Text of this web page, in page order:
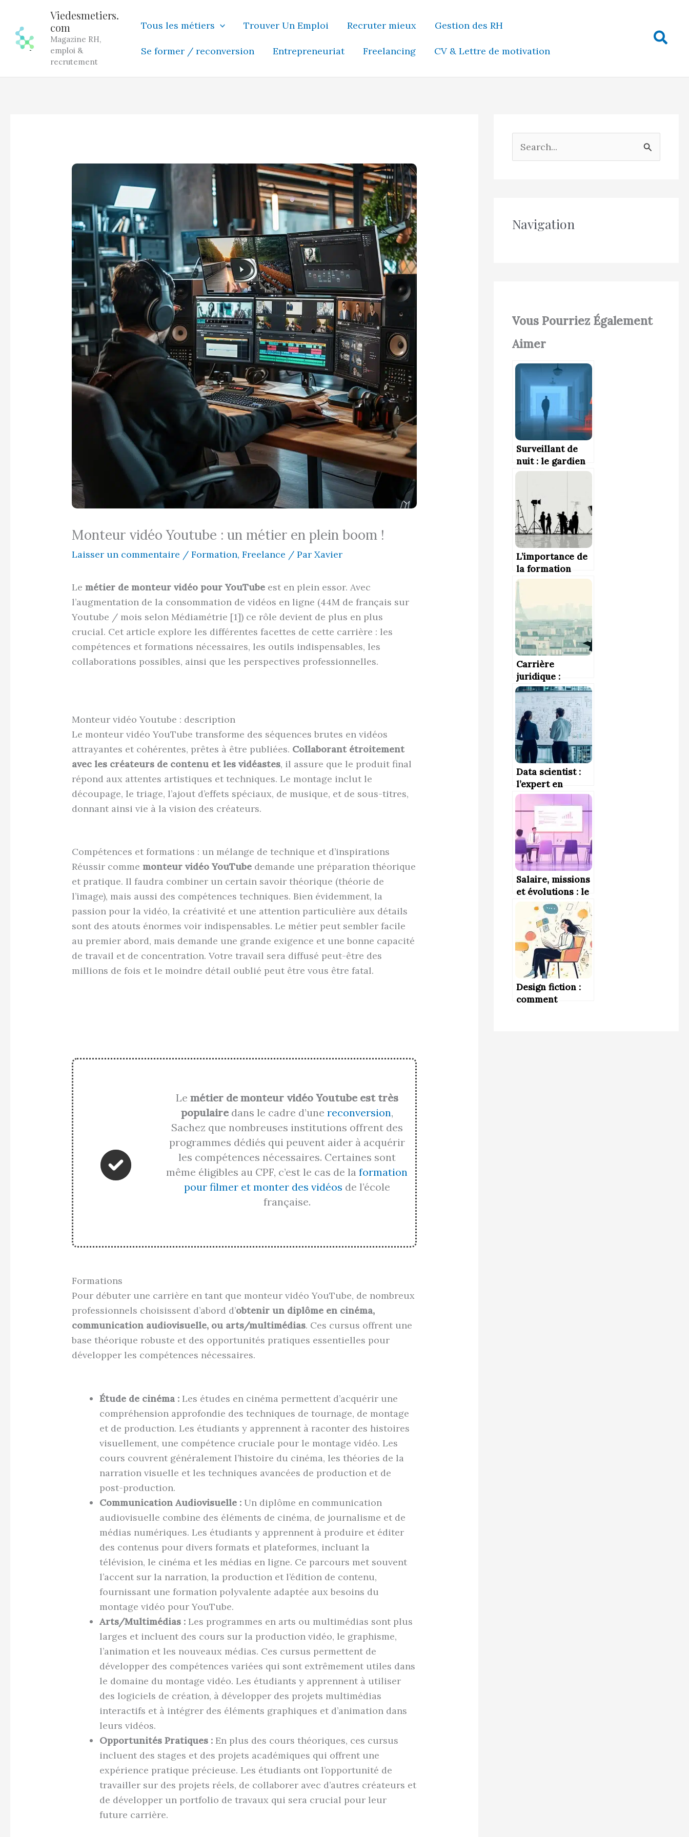
contenu
Viedesmetiers.
com
Magazine RH,
emploi &
recrutement
Tous les métiers Trouver Un Emploi Recruter mieux Gestion des RH
Se former / reconversion Entrepreneuriat Freelancing CV & Lettre de motivation
Monteur vidéo Youtube : un métier en plein boom !
Laisser un commentaire /Formation,Freelance / ParXavier
Lemétier de monteur vidéo pour YouTube est en plein essor. Avec
l’augmentation de la consommation de vidéos en ligne (44M de français sur
Youtube / mois selon Médiamétrie [1]) ce rôle devient de plus en plus
crucial. Cet article explore les différentes facettes de cette carrière : les
compétences et formations nécessaires, les outils indispensables, les
collaborations possibles, ainsi que les perspectives professionnelles.
Monteur vidéo Youtube : description
Le monteur vidéo YouTube transforme des séquences brutes en vidéos
attrayantes et cohérentes, prêtes à être publiées. Collaborant étroitement
avec les créateurs de contenu et les vidéastes, il assure que le produit final
répond aux attentes artistiques et techniques. Le montage inclut le
découpage, le triage, l’ajout d’effets spéciaux, de musique, et de sous-titres,
donnant ainsi vie à la vision des créateurs.
Compétences et formations : un mélange de technique et d’inspirations
Réussir commemonteur vidéo YouTube demande une préparation théorique
et pratique. Il faudra combiner un certain savoir théorique (théorie de
l’image), mais aussi des compétences techniques. Bien évidemment, la
passion pour la vidéo, la créativité et une attention particulière aux détails
sont des atouts énormes voir indispensables. Le métier peut sembler facile
au premier abord, mais demande une grande exigence et une bonne capacité
de travail et de concentration. Votre travail sera diffusé peut-être des
millions de fois et le moindre détail oublié peut être vous être fatal.
Le métier de monteur vidéo Youtube est très
populairedans le cadre d’une reconversion,
Sachez que nombreuses institutions offrent des
programmes dédiés qui peuvent aider à acquérir
les compétences nécessaires. Certaines sont
même éligibles au CPF, c’est le cas de laformation
pour filmer et monter des vidéos de l’école
française.
Formations
Pour débuter une carrière en tant que monteur vidéo YouTube, de nombreux
professionnels choisissent d’abord d’obtenir un diplôme en cinéma,
communication audiovisuelle, ou arts/multimédias. Ces cursus offrent une
base théorique robuste et des opportunités pratiques essentielles pour
développer les compétences nécessaires.
Étude de cinéma : Les études en cinéma permettent d’acquérir une
compréhension approfondie des techniques de tournage, de montage
et de production. Les étudiants y apprennent à raconter des histoires
visuellement, une compétence cruciale pour le montage vidéo. Les
cours couvrent généralement l’histoire du cinéma, les théories de la
narration visuelle et les techniques avancées de production et de
post-production.
Communication Audiovisuelle : Un diplôme en communication
audiovisuelle combine des éléments de cinéma, de journalisme et de
médias numériques. Les étudiants y apprennent à produire et éditer
des contenus pour divers formats et plateformes, incluant la
télévision, le cinéma et les médias en ligne. Ce parcours met souvent
l’accent sur la narration, la production et l’édition de contenu,
fournissant une formation polyvalente adaptée aux besoins du
montage vidéo pour YouTube.
Arts/Multimédias : Les programmes en arts ou multimédias sont plus
larges et incluent des cours sur la production vidéo, le graphisme,
l’animation et les nouveaux médias. Ces cursus permettent de
développer des compétences variées qui sont extrêmement utiles dans
le domaine du montage vidéo. Les étudiants y apprennent à utiliser
des logiciels de création, à développer des projets multimédias
interactifs et à intégrer des éléments graphiques et d’animation dans
leurs vidéos.
Opportunités Pratiques : En plus des cours théoriques, ces cursus
incluent des stages et des projets académiques qui offrent une
expérience pratique précieuse. Les étudiants ont l’opportunité de
travailler sur des projets réels, de collaborer avec d’autres créateurs et
de développer un portfolio de travaux qui sera crucial pour leur
future carrière.
e
:
Navigation
Vous Pourriez Également
Aimer
Surveillant de
nuit : le gardien
de la tranquillité
L’importance de
la formation
continue pour
carrière durable
dans le cinéma et
l’audiovisuel
Carrière
juridique :
Comment s’y
préparer dès le
lycée ?
Data scientist :
l’expert en
donnée
Salaire, missions
et évolutions : le
guide du
manager
opérationnel
Design fiction :
comment